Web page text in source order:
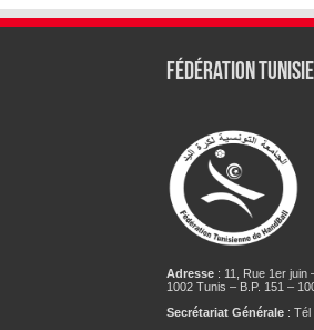
Fédération
Adresse: 11, Rue 1er juin
1002 Tunis – B.P. 151 –
Secrétariat Générale: Tél